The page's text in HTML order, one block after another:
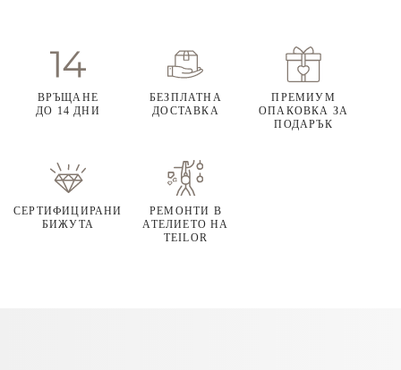
ВРЪЩАНЕ
ДО 14 ДНИ
БЕЗПЛАТНА
ДОСТАВКА
ПРЕМИУМ
ОПАКОВКА ЗА
ПОДАРЪК
СЕРТИФИЦИРАНИ
БИЖУТА
РЕМОНТИ В
АТЕЛИЕТО НА
TEILOR